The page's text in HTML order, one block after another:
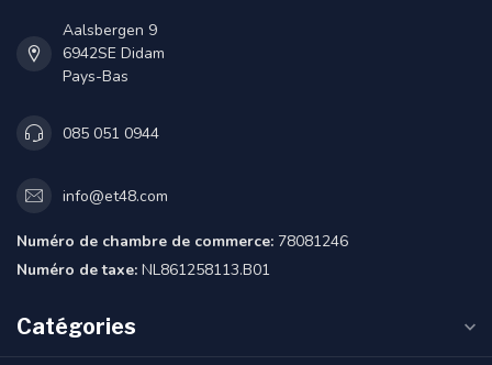
Aalsbergen 9
6942SE Didam
Pays-Bas
085 051 0944
info@et48.com
Numéro de chambre de commerce: 78081246
Numéro de taxe: NL861258113.B01
Catégories